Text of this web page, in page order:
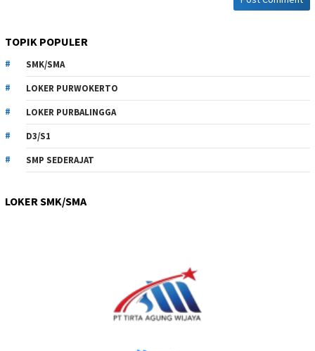
TOPIK POPULER
SMK/SMA
LOKER PURWOKERTO
LOKER PURBALINGGA
D3/S1
SMP SEDERAJAT
LOKER SMK/SMA